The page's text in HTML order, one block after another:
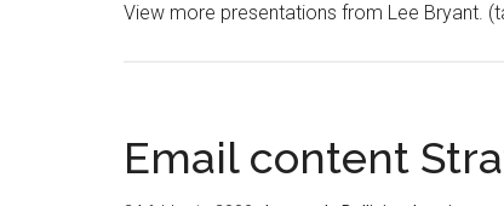
View more presentations from Lee Bryant.
Email content